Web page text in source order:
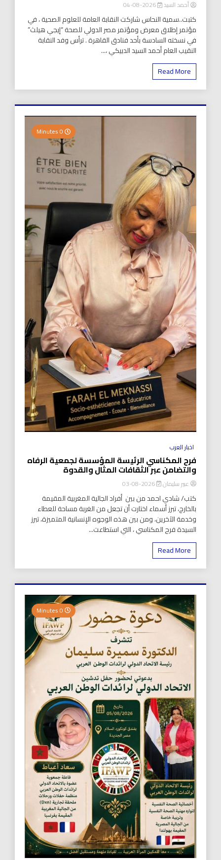
أحمد السيد 2026-08-04
كتبت..سمية النحاس شاركت النقابة العامة للعلوم الصحية ، في
مؤتمر إطلاق معرض ومؤتمر مصر الدولي للصحة “إيجي هيلث”
في نسخته السادسة بأحد فنادق القاهرة . ترأس وفد النقابة
النقيب العام أحمد السيد الدبيكي ،...
Read More
اخبار العرب
فرح المكناسي الرئيسة المؤسسة لجمعية الرفاه
والتضامن عبر الثقافات المثال والقدوة
عبير سليمان 2026-08-03
كتب/ شادي احمد من بين أفراد الجالية المغربية المقيمة
بالخارج، تبرز أسماء اختارت أن تجعل من الغربة مساحة للعطاء
وخدمة الآخرين، ومن بين هذه الوجوه الإنسانية المتميزة، تبرز
السيدة فرح المكناسي ، التي استطاعت...
Read More